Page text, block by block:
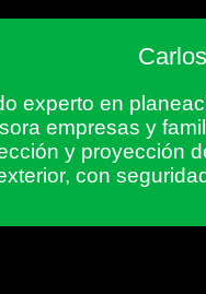
experto en
empresas y
y proyección
con